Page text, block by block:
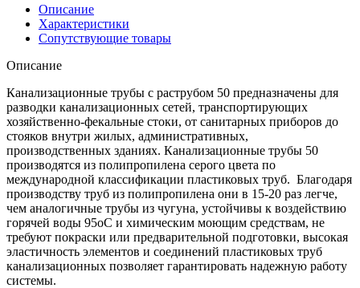
Описание
Характеристики
Сопутствующие товары
Описание
Канализационные трубы с раструбом 50 предназначены для
разводки канализационных сетей, транспортирующих
хозяйственно-фекальные стоки, от санитарных приборов до
стояков внутри жилых, административных,
производственных зданиях. Канализационные трубы 50
производятся из полипропилена серого цвета по
международной классификации пластиковых труб. Благодаря
производству труб из полипропилена они в 15-20 раз легче,
чем аналогичные трубы из чугуна, устойчивы к воздействию
горячей воды 95оС и химическим моющим средствам, не
требуют покраски или предварительной подготовки, высокая
эластичность элементов и соединений пластиковых труб
канализационных позволяет гарантировать надежную работу
системы.